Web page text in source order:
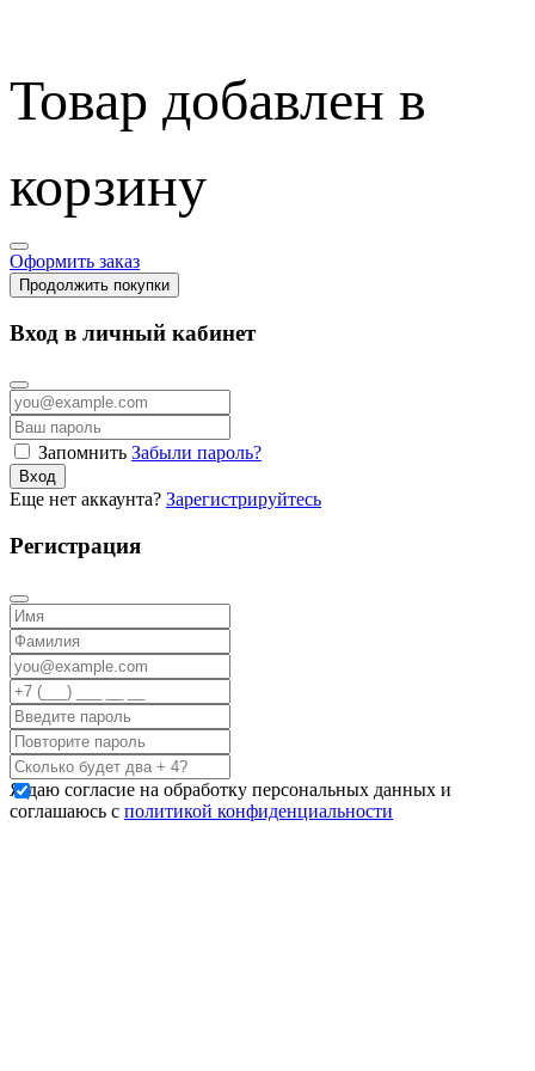
Товар добавлен в
корзину
Оформить заказ
Продолжить покупки
Вход в личный кабинет
Запомнить Забыли пароль?
Вход
Еще нет аккаунта? Зарегистрируйтесь
Регистрация
Я даю согласие на обработку персональных данных и
соглашаюсь с политикой конфиденциальности